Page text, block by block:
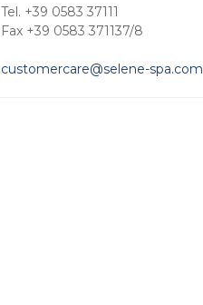
Tel. +39 0583 37111
Fax +39 0583 371137/8
customercare@selene-spa.com